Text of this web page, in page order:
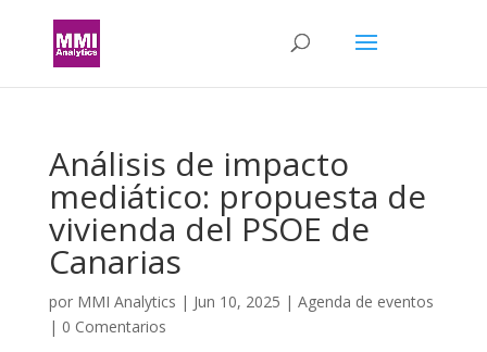
Análisis de impacto
mediático: propuesta de
vivienda del PSOE de
Canarias
por MMI Analytics | Jun 10, 2025 | Agenda de eventos
| 0 Comentarios